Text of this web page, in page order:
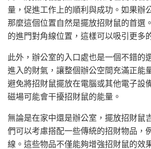
量，促進工作上的順利與成功。如果辦
那麼這個位置自然是擺放招財鼠的首選
的進門對角線位置，這樣可以吸引更多
此外，辦公室的入口處也是一個不錯的
進入的財氣，讓整個辦公空間充滿正能
避免將招財鼠擺放在電腦或其他電子設
磁場可能會干擾招財鼠的能量。
無論是在家中還是辦公室，擺放招財鼠
們可以考慮搭配一些傳統的招財物品，
線。這些物品不僅能夠增強招財鼠的效